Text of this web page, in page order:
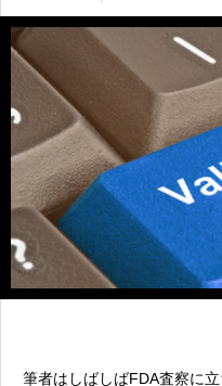
筆者はしばしばFDA査察に